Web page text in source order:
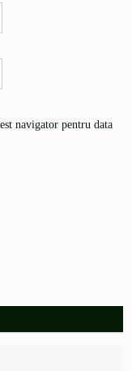
navigator pentru data